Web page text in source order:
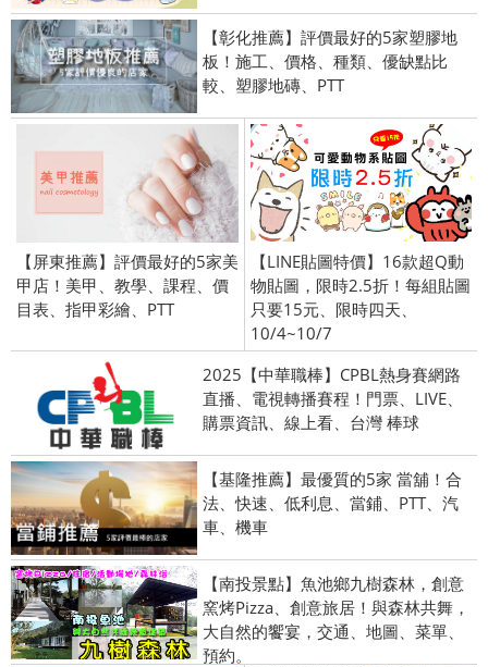
【彰化推薦】評價最好的5家塑膠地
板！施工、價格、種類、優缺點比
較、塑膠地磚、PTT
【屏東推薦】評價最好的5家美
甲店！美甲、教學、課程、價
目表、指甲彩繪、PTT
【LINE貼圖特價】16款超Q動
物貼圖，限時2.5折！每組貼圖
只要15元、限時四天、
10/4~10/7
2025【中華職棒】CPBL熱身賽網路
直播、電視轉播賽程！門票、LIVE、
購票資訊、線上看、台灣 棒球
【基隆推薦】最優質的5家 當舖！合
法、快速、低利息、當鋪、PTT、汽
車、機車
【南投景點】魚池鄉九樹森林，創意
窯烤Pizza、創意旅居！與森林共舞，
大自然的饗宴，交通、地圖、菜單、
預約。